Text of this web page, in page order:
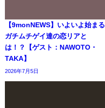
【9monNEWS】いよいよ始まる
ガチムチゲイ達の恋リアと
は！？【ゲスト：NAWOTO・
TAKA】
2026年7月5日